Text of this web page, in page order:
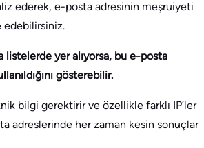
ederek, e-posta adresinin meşruiyeti
edebilirsiniz.
listelerde yer alıyorsa, bu e-posta
gösterebilir.
bilgi gerektirir ve özellikle farklı IP’ler
adreslerinde her zaman kesin sonuçlar